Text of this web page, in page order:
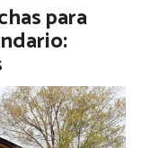
para